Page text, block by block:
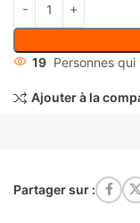
19 Personnes
Ajouter à la
Partager sur :